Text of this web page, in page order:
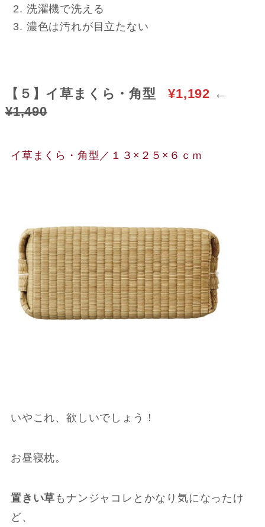
洗濯機で洗える
濃色は汚れが目立たない
【５】イ草まくら・角型¥1,192 ←
¥1,490
イ草まくら・角型／１３×２５×６ｃｍ
いやこれ、欲しいでしょう！
お昼寝枕。
置きい草 もナンジャコレとかなり気になったけ
ど、